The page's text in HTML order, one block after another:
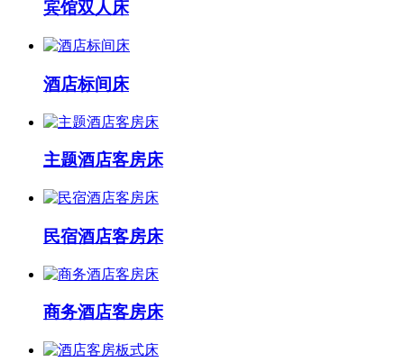
宾馆双人床
酒店标间床
主题酒店客房床
民宿酒店客房床
商务酒店客房床